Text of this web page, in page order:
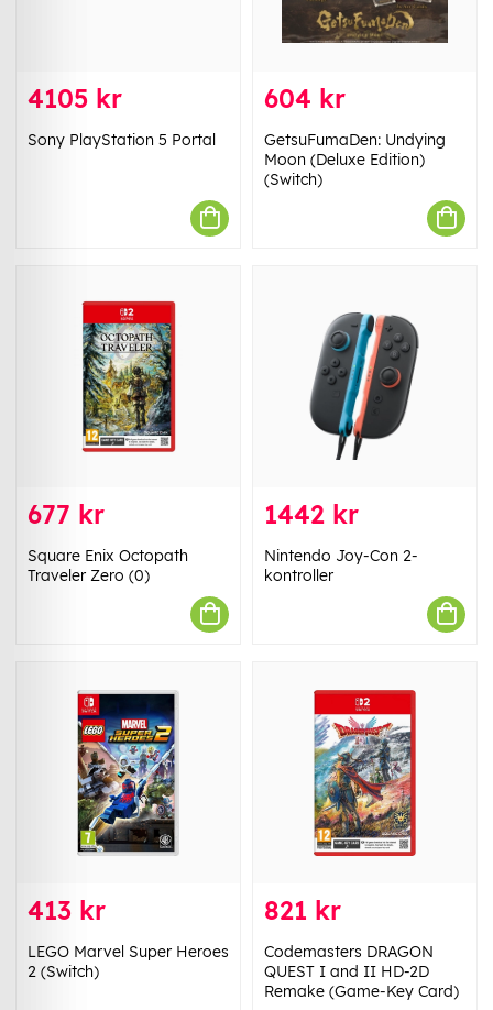
4105 kr
Sony PlayStation 5 Portal
604 kr
GetsuFumaDen: Undying
Moon (Deluxe Edition)
(Switch)
677 kr
Square Enix Octopath
Traveler Zero (0)
1442 kr
Nintendo Joy-Con 2-
kontroller
413 kr
LEGO Marvel Super Heroes
2 (Switch)
821 kr
Codemasters DRAGON
QUEST I and II HD-2D
Remake (Game-Key Card)